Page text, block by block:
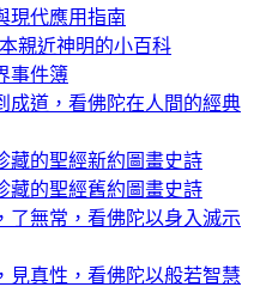
現代應用指南
親近神明的小百科
事件簿
成道，看佛陀在人間的經典
藏的聖經新約圖畫史詩
藏的聖經舊約圖畫史詩
了無常，看佛陀以身入滅示
見真性，看佛陀以般若智慧